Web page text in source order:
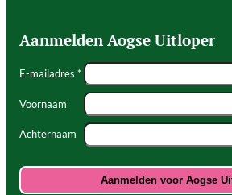
Aanmelden Aogse Uitloper
E-mailadres *
Voornaam
Achternaam